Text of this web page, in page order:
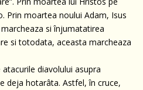
Prin moartea noului Adam, Isus
si înjumatatirea
si totodata, aceasta marcheaza
diavolului asupra
deja hotarâta. Astfel, în cruce,